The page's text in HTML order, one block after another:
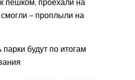
пешком, проехали на
смогли – проплыли на
парки будут по итогам